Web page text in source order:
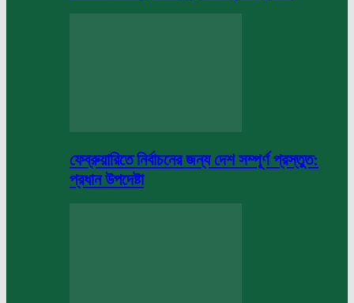
ফেব্রুয়ারিতে নির্বাচনের জন্য দেশ সম্পূর্ণ প্রস্তুত:
প্রধান উপদেষ্টা